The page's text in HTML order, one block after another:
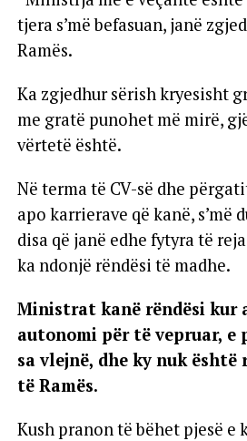
tjera s’më befasuan, janë
Ramës.
Ka zgjedhur sërish kryesisht
me gratë punohet më mirë, gjë
vërtetë është.
Në terma të CV-së dhe
apo karrierave që kanë, s’më
disa që janë edhe fytyra të
ka ndonjë rëndësi të madhe.
Ministrat kanë rëndësi kur
autonomi për të vepruar, e
sa vlejnë, dhe ky nuk
të Ramës.
Kush pranon të bëhet pjesë e